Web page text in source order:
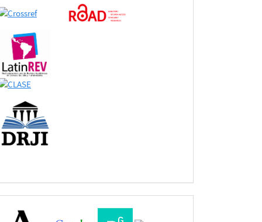
Buscadores